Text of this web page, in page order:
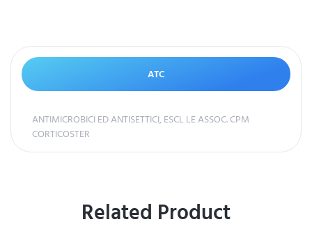
ATC
ANTIMICROBICI ED ANTISETTICI, ESCL LE ASSOC. CPM
CORTICOSTER
Related Product